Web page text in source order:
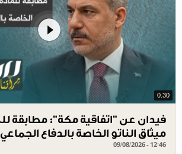
0.30
ميثاق الناتو الخاصة بالدفاع الجماعي
09/08/2026 - 12:46